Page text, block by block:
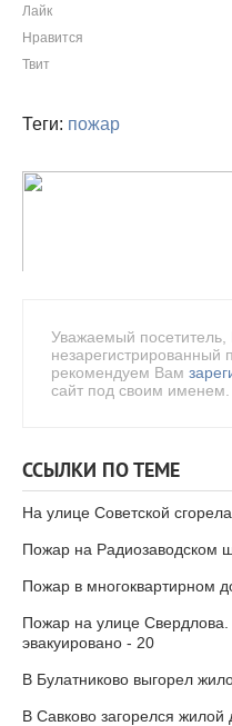
Лайк
Нравится
Твит
Теги: пожар
Уважаемый
незарегистрированный
рекомендуем Вам
сайт под своим именем.
ССЫЛКИ ПО ТЕМЕ
На улице Советской
Пожар на Радиозаводском
Пожар в многоквартирном
Пожар на улице Свердлова.
эвакуировано - 20
В Булатниково выгорел
В Савково загорелся жилой